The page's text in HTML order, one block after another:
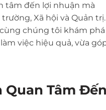
tâm đến lợi nhuận mà
trường, Xã hội và Quản trị.
chúng tôi khám phá
việc hiệu quả, vừa
Quan Tâm Đến